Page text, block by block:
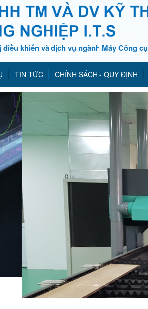
khiển và dịch vụ ngành Máy Công cụ
TIN TỨC CHÍNH SÁCH - QUY ĐỊNH